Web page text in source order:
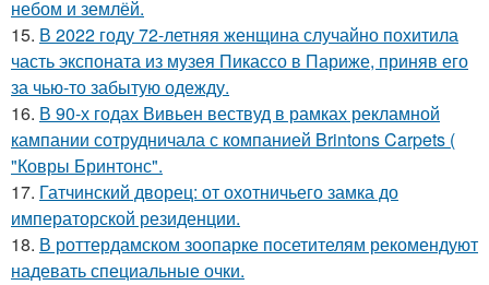
небом и землёй.
15. В 2022 году 72-летняя женщина случайно похитила
часть экспоната из музея Пикассо в Париже, приняв его
за чью-то забытую одежду.
16. В 90-х годах Вивьен вествуд в рамках рекламной
кампании сотрудничала с компанией Brintons Carpets (
"Ковры Бринтонс".
17. Гатчинский дворец: от охотничьего замка до
императорской резиденции.
18. В роттердамском зоопарке посетителям рекомендуют
надевать специальные очки.